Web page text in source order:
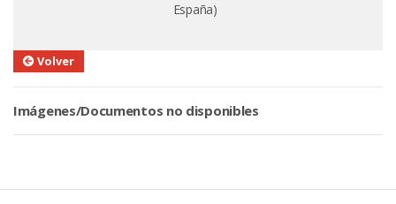
España)
Volver
Imágenes/Documentos no disponibles